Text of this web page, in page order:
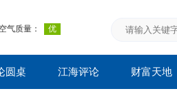
圆桌 江海评论 财富天地